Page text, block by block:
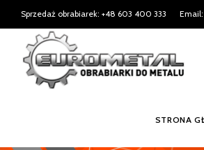
Sprzedaż obrabiarek: +48 603 400 333
STRONA